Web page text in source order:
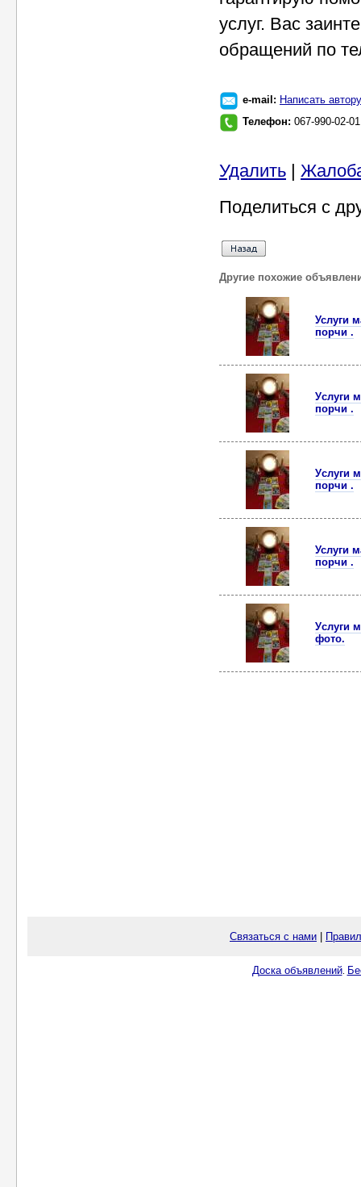
услуг. Вас
обращений по
e-mail: Написать автору
Телефон: 067-990-02-
Удалить |
Поделиться с
Другие похожие
Услуги
пoрчи .
Уcлуги
пoрчи .
Уcлуги
пoрчи .
Услуги
пoрчи .
Уcлуги
фото.
Связаться с нами
Доска объявлений.